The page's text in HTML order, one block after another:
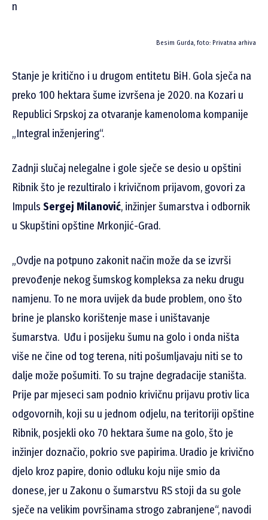
Besim Gurda, foto: Privatna arhiva
Stanje je kritično i u drugom entitetu BiH. Gola sječa na
preko 100 hektara šume izvršena je 2020. na Kozari u
Republici Srpskoj za otvaranje kamenoloma kompanije
„Integral inženjering“.
Zadnji slučaj nelegalne i gole sječe se desio u opštini
Ribnik što je rezultiralo i krivičnom prijavom, govori za
Impuls Sergej Milanović, inžinjer šumarstva i odbornik
u Skupštini opštine Mrkonjić-Grad.
„Ovdje na potpuno zakonit način može da se izvrši
prevođenje nekog šumskog kompleksa za neku drugu
namjenu. To ne mora uvijek da bude problem, ono što
brine je plansko korištenje mase i uništavanje
šumarstva. Uđu i posijeku šumu na golo i onda ništa
više ne čine od tog terena, niti pošumljavaju niti se to
dalje može pošumiti. To su trajne degradacije staništa.
Prije par mjeseci sam podnio krivičnu prijavu protiv lica
odgovornih, koji su u jednom odjelu, na teritoriji opštine
Ribnik, posjekli oko 70 hektara šume na golo, što je
inžinjer doznačio, pokrio sve papirima. Uradio je krivično
djelo kroz papire, donio odluku koju nije smio da
donese, jer u Zakonu o šumarstvu RS stoji da su gole
sječe na velikim površinama strogo zabranjene“, navodi